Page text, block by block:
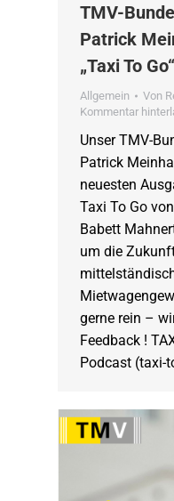
TMV-
Patrick
„Taxi To
Allgemein Von
Kommentar
Unser TMV-
Patrick
neuesten
Taxi To Go
Babett
um die
gerne rein –
Feedback !
Podcast (taxi-